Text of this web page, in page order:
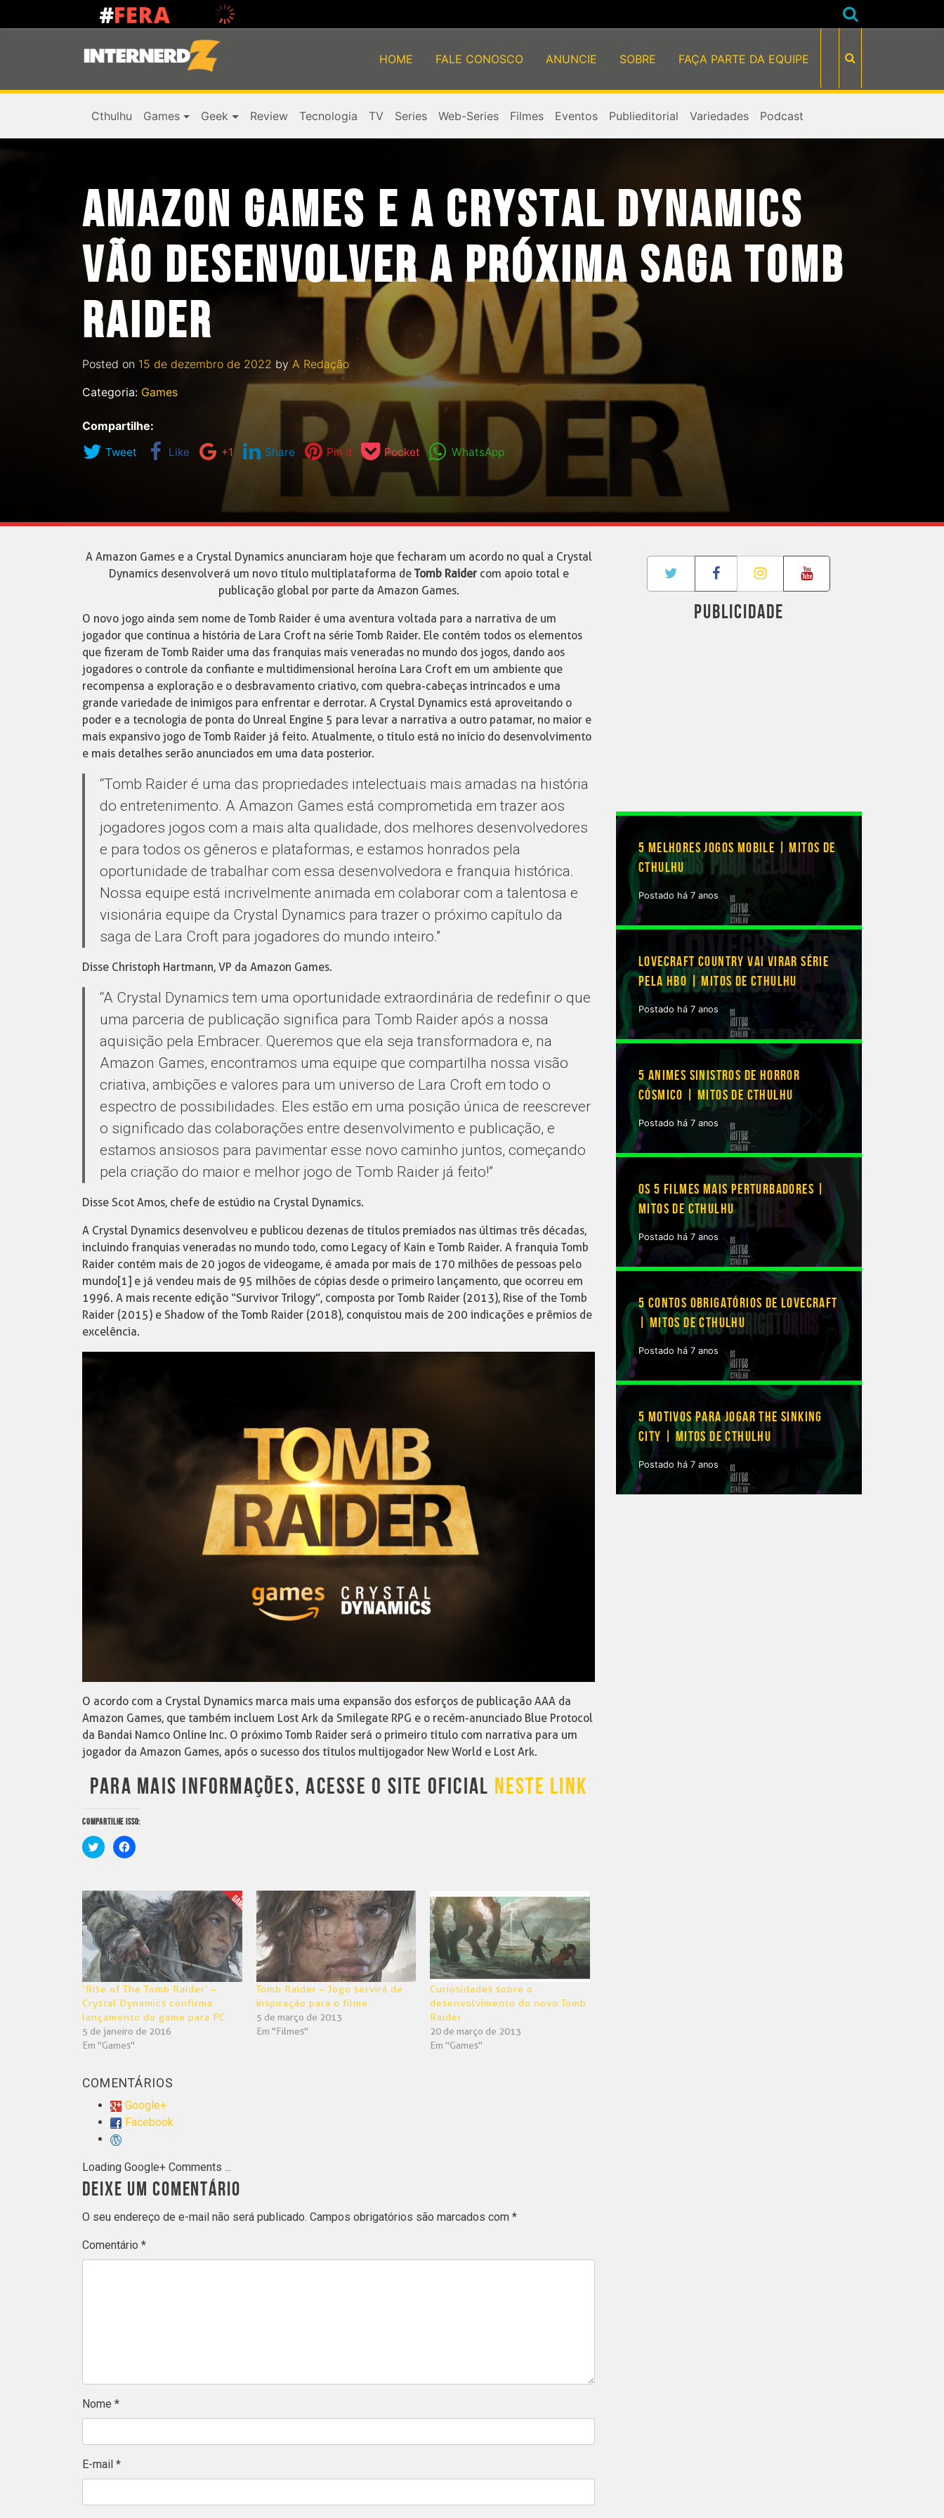
HOME FALE CONOSCO ANUNCIE SOBRE FAÇA PARTE DA EQUIPE
Cthulhu Games Geek Review Tecnologia TV Series Web-Series Filmes Eventos Publieditorial Variedades Podcast
AMAZON GAMES E A CRYSTAL DYNAMICS
VÃO DESENVOLVER A PRÓXIMA SAGA TOMB
RAIDER
Posted on 15 de dezembro de 2022 by A Redação
Categoria: Games
Compartilhe:
Tweet Like +1 Share Pin it Pocket WhatsApp
A Amazon Games e a Crystal Dynamics anunciaram hoje que fecharam um acordo no qual a Crystal
Dynamics desenvolverá um novo título multiplataforma de Tomb Raidercom apoio total e
publicação global por parte da Amazon Games.
O novo jogo ainda sem nome de Tomb Raider é uma aventura voltada para a narrativa de um
jogador que continua a história de Lara Croft na série Tomb Raider. Ele contém todos os elementos
que fizeram de Tomb Raider uma das franquias mais veneradas no mundo dos jogos, dando aos
jogadores o controle da confiante e multidimensional heroína Lara Croft em um ambiente que
recompensa a exploração e o desbravamento criativo, com quebra-cabeças intrincados e uma
grande variedade de inimigos para enfrentar e derrotar. A Crystal Dynamics está aproveitando o
poder e a tecnologia de ponta do Unreal Engine 5 para levar a narrativa a outro patamar, no maior e
mais expansivo jogo de Tomb Raider já feito. Atualmente, o título está no início do desenvolvimento
e mais detalhes serão anunciados em uma data posterior.
“Tomb Raider é uma das propriedades intelectuais mais amadas na história
do entretenimento. A Amazon Games está comprometida em trazer aos
jogadores jogos com a mais alta qualidade, dos melhores desenvolvedores
e para todos os gêneros e plataformas, e estamos honrados pela
oportunidade de trabalhar com essa desenvolvedora e franquia histórica.
Nossa equipe está incrivelmente animada em colaborar com a talentosa e
visionária equipe da Crystal Dynamics para trazer o próximo capítulo da
saga de Lara Croft para jogadores do mundo inteiro.”
Disse Christoph Hartmann, VP da Amazon Games.
“A Crystal Dynamics tem uma oportunidade extraordinária de redefinir o que
uma parceria de publicação significa para Tomb Raider após a nossa
aquisição pela Embracer. Queremos que ela seja transformadora e, na
Amazon Games, encontramos uma equipe que compartilha nossa visão
criativa, ambições e valores para um universo de Lara Croft em todo o
espectro de possibilidades. Eles estão em uma posição única de reescrever
o significado das colaborações entre desenvolvimento e publicação, e
estamos ansiosos para pavimentar esse novo caminho juntos, começando
pela criação do maior e melhor jogo de Tomb Raider já feito!”
Disse Scot Amos, chefe de estúdio na Crystal Dynamics.
A Crystal Dynamics desenvolveu e publicou dezenas de títulos premiados nas últimas três décadas,
incluindo franquias veneradas no mundo todo, como Legacy of Kain e Tomb Raider. A franquia Tomb
Raider contém mais de 20 jogos de videogame, é amada por mais de 170 milhões de pessoas pelo
mundo[1] e já vendeu mais de 95 milhões de cópias desde o primeiro lançamento, que ocorreu em
1996. A mais recente edição “Survivor Trilogy”, composta por Tomb Raider (2013), Rise of the Tomb
Raider (2015) e Shadow of the Tomb Raider (2018), conquistou mais de 200 indicações e prêmios de
excelência.
O acordo com a Crystal Dynamics marca mais uma expansão dos esforços de publicação AAA da
Amazon Games, que também incluem Lost Ark da Smilegate RPG e o recém-anunciado Blue Protocol
da Bandai Namco Online Inc. O próximo Tomb Raider será o primeiro título com narrativa para um
jogador da Amazon Games, após o sucesso dos títulos multijogador New World e Lost Ark.
PARA MAIS INFORMAÇÕES, ACESSE O SITE OFICIAL NESTE LINK
COMPARTILHE ISSO:
Clique
para
em
nova
janela)
Clique
para
em
nova
janela)
‘Rise of The Tomb Raider’ –
Crystal Dynamics confirma
lançamento do game para PC
5 de janeiro de 2016
Em "Games"
Tomb Raider – Jogo servirá de
inspiração para o filme
5 de março de 2013
Em "Filmes"
Curiosidades sobre o
desenvolvimento do novo Tomb
Raider
20 de março de 2013
Em "Games"
COMENTÁRIOS
Google+
Facebook
Loading Google+ Comments ...
DEIXE UM COMENTÁRIO
O seu endereço de e-mail não será publicado. Campos obrigatórios são marcados com *
Comentário *
Nome *
E-mail *
PUBLICIDADE
5 MELHORES JOGOS MOBILE | MITOS DE
CTHULHU
Postado há 7 anos
LOVECRAFT COUNTRY VAI VIRAR SÉRIE
PELA HBO | MITOS DE CTHULHU
Postado há 7 anos
5 ANIMES SINISTROS DE HORROR
CÓSMICO | MITOS DE CTHULHU
Postado há 7 anos
OS 5 FILMES MAIS PERTURBADORES |
MITOS DE CTHULHU
Postado há 7 anos
5 CONTOS OBRIGATÓRIOS DE LOVECRAFT
| MITOS DE CTHULHU
Postado há 7 anos
5 MOTIVOS PARA JOGAR THE SINKING
CITY | MITOS DE CTHULHU
Postado há 7 anos